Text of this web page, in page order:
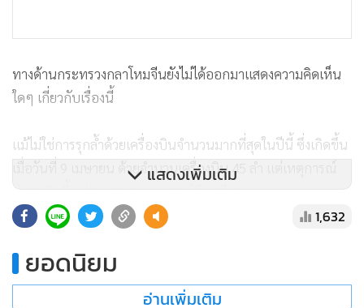
ทางด้านกระทรวงกลาโหมจีนยังไม่ได้ออกมาแสดงความคิดเห็น
ใดๆ เกี่ยวกับเรื่องนี้
แม้ไม่ใช่การรุกล้ำด้วยเครื่องบินจำนวนมากที่สุดในปีนี้ ซึ่งเกิดขึ้น
เมื่อวันที่ 9 เมษายน ด้วยจำนวนเครื่องบิน 45 ลำ แต่เหตุการณ์
ล่าสุดเกิดขึ้นท่ามกลางสถานการณ์ตึงเครียด
ทั้งนี้ ตลอด 3 ปีที่ผ่านมา จีนซึ่งถือว่าไต้หวันเป็นดินแดนส่วนหนึ่ง
ของตน ได้ส่งเครื่องบินของกองทัพอากาศบินเฉียดใกล้เกาะ
แสดงเพิ่มเติม
1,632
ยอดนิยม
อ่านเพิ่มเติม